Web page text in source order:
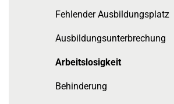
Fehlender Ausbildungsplatz
Ausbildungsunterbrechung
Arbeitslosigkeit
Behinderung